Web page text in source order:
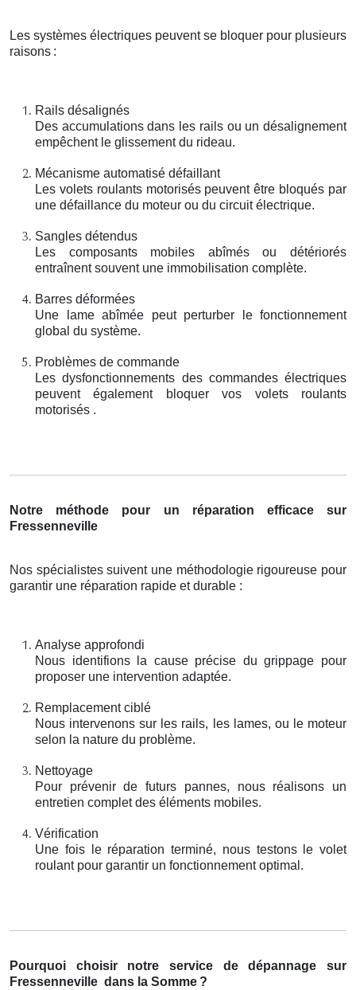
Les systèmes électriques peuvent se bloquer pour plusieurs
raisons :
Rails désalignés
Des accumulations dans les rails ou un désalignement
empêchent le glissement du rideau.
Mécanisme automatisé défaillant
Les volets roulants motorisés peuvent être bloqués par
une défaillance du moteur ou du circuit électrique.
Sangles détendus
Les composants mobiles abîmés ou détériorés
entraînent souvent une immobilisation complète.
Barres déformées
Une lame abîmée peut perturber le fonctionnement
global du système.
Problèmes de commande
Les dysfonctionnements des commandes électriques
peuvent également bloquer vos volets roulants
motorisés .
Notre méthode pour un réparation efficace sur
Fressenneville
Nos spécialistes suivent une méthodologie rigoureuse pour
garantir une réparation rapide et durable :
Analyse approfondi
Nous identifions la cause précise du grippage pour
proposer une intervention adaptée.
Remplacement ciblé
Nous intervenons sur les rails, les lames, ou le moteur
selon la nature du problème.
Nettoyage
Pour prévenir de futurs pannes, nous réalisons un
entretien complet des éléments mobiles.
Vérification
Une fois le réparation terminé, nous testons le volet
roulant pour garantir un fonctionnement optimal.
Pourquoi choisir notre service de dépannage sur
Fressenneville dans la Somme ?